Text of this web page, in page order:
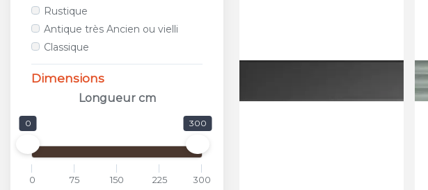
ALFALUX
ANTICA CERAMICA RUBIERA
APARICI
APAVISA
AREA CERAMICHE
AREZIA
ARGENTA
Rustique
Antique très Ancien ou vielli
Classique
Dimensions
Longueur cm
0 300
0 75 150 225 300